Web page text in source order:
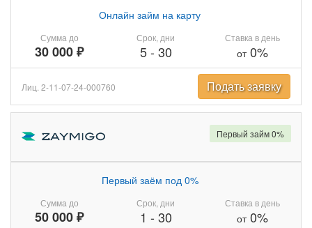
Сумма до
30 000 ₽
Онлайн займ на карту
Срок, дни
5- 30
Ставка в день
от0%
Лиц. 2-11-07-24-000760 Подать заявку
Сумма до
50 000 ₽
Первый заём под 0%
Срок, дни
1 - 30
Ставка в день
от0%
Первый займ 0%